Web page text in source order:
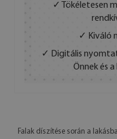
✓ Tökéletesen
✓ Kiváló
✓ Digitális
Önnek és
Falak díszítése során a